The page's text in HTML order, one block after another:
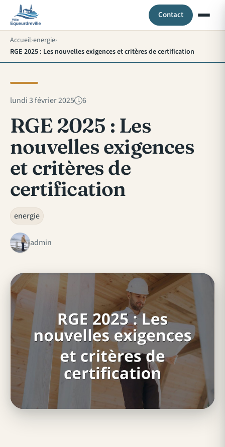
Contact
Accueil energie
RGE 2025 : Les nouvelles exigences et critères de certification
lundi 3 février 2025 6
RGE 2025 : Les
nouvelles exigences
et critères de
certification
energie
admin